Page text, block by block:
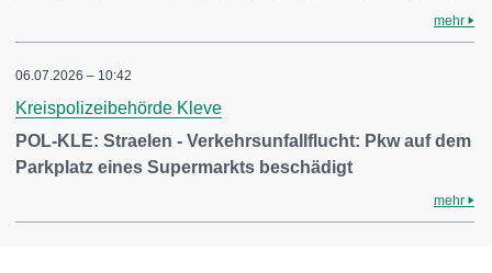
mehr
06.07.2026 – 10:42
Kreispolizeibehörde Kleve
POL-KLE: Straelen - Verkehrsunfallflucht: Pkw auf dem
Parkplatz eines Supermarkts beschädigt
mehr